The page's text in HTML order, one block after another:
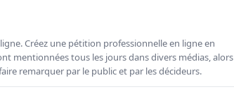
Créez une pétition professionnelle en ligne en
mentionnées tous les jours dans divers médias, alors
remarquer par le public et par les décideurs.